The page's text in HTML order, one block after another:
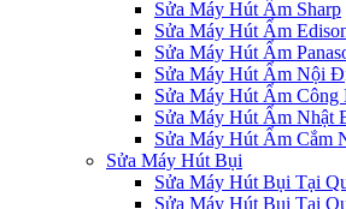
Sửa Máy Hút Ẩm Sharp
Sửa Máy Hút Ẩm
Sửa Máy Hút Ẩm
Sửa Máy Hút Ẩm Nội
Sửa Máy Hút Ẩm Công
Sửa Máy Hút Ẩm Nhật
Sửa Máy Hút Ẩm Cắm
Sửa Máy Hút Bụi
Sửa Máy Hút Bụi Tại
Sửa Máy Hút Bụi Tại